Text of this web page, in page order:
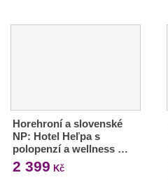
Horehroní a slovenské
NP: Hotel Heľpa s
polopenzí a wellness …
2 399 Kč